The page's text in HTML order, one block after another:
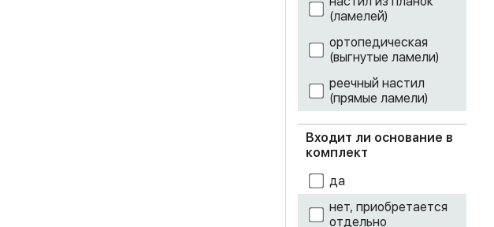
коричневый
крем
лоредо
мрамор дарк
мятный
(ламелей)
ортопедическая
(выгнутые ламели)
реечный настил
(прямые ламели)
Входит ли основание в
комплект
да
нет, приобретается
отдельно